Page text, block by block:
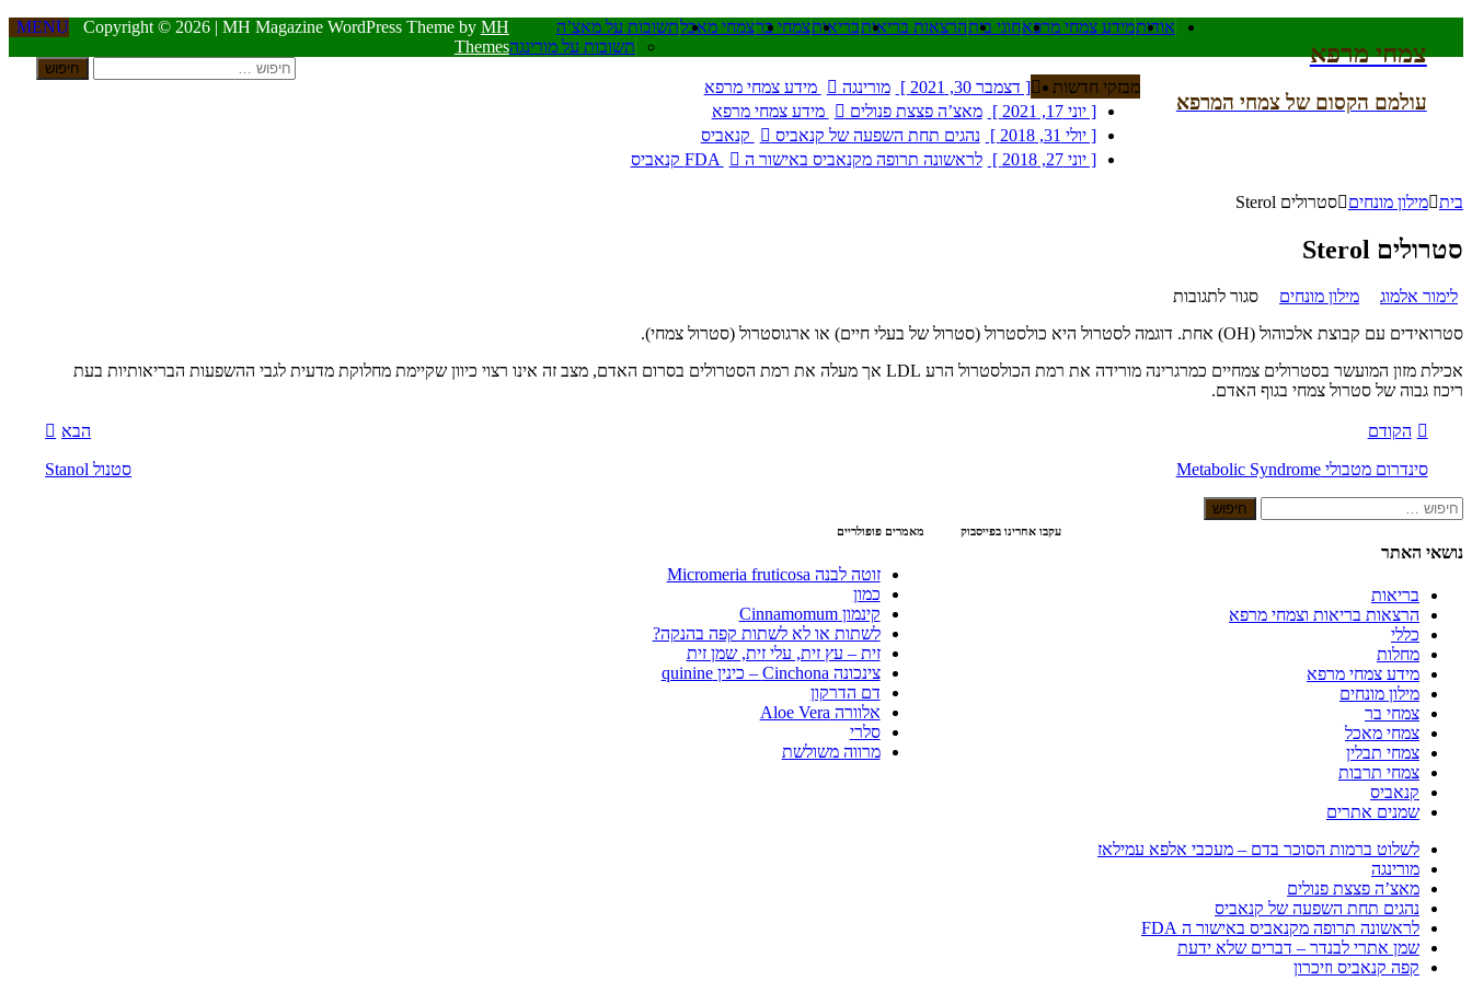
צמחי מרפא
עולמם הקסום של צמחי המרפא
MENU אודותמידע צמחי מרפאחוגי ביתהרצאות בריאותבריאותצמחי ברצמחי מאכלתשובות על מאצ’ה
תשובות על מורינגה
מבזקי חדשות [ דצמבר 30, 2021 ] מורינגה
מידע צמחי מרפא
[ יוני 17, 2021 ]
מאצ’ה פצצת פנולים
מידע צמחי מרפא
[ יולי 31, 2018 ]
נהגים תחת השפעה של קנאביס
קנאביס
[ יוני 27, 2018 ]
לראשונה תרופה מקנאביס באישור ה FDA
קנאביס
בריאות
הרצאות בריאות וצמחי מרפא
כללי
מחלות
מידע צמחי מרפא
מילון מונחים
צמחי בר
צמחי מאכל
צמחי תבלין
צמחי תרבות
קנאביס
לשלוט ברמות הסוכר בדם – מעכבי אלפא עמילאז
מורינגה
מאצ’ה פצצת פנולים
נהגים תחת השפעה של קנאביס
לראשונה תרופה מקנאביס באישור ה FDA
שמן אתרי לבנדר – דברים שלא ידעת
זוטה לבנה Micromeria fruticosa
כמון
קינמון Cinnamomum
לשתות או לא לשתות קפה בהנקה?
זית – עץ זית, עלי זית, שמן זית
צינכונה Cinchona – כינין quinine
דם הדרקון
אלוורה Aloe Vera
סלרי
Copyright © 2026 | MH Magazine WordPress Theme by MH
Themes